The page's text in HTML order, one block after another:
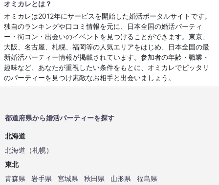
オミカレとは？
オミカレは2012年にサービスを開始した婚活ポータルサイトです。
独自のランキングや口コミ情報を元に、日本全国の婚活パーティ
ー・街コン・出会いのイベントを見つけることができます。東京、
大阪、名古屋、札幌、福岡等の人気エリアをはじめ、日本全国の最
新婚活パーティー情報が掲載されています。参加者の年齢・職業・
趣味など、あなたが重視したい条件をもとに、オミカレでピッタリ
のパーティーを見つけ素敵なお相手と出会いましょう。
都道府県から婚活パーティーを探す
北海道
北海道 （札幌）
東北
青森県
岩手県 宮城県 秋田県 山形県
福島県